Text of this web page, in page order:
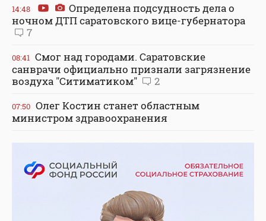
14:48
Определена подсудность дела о
ночном ДТП саратовского вице-губернатора
7
08:41 Смог над городами. Саратовские
санврачи официально признали загрязнение
воздуха "Ситиматиком"
2
07:50 Олег Костин станет областным
министром здравоохранения